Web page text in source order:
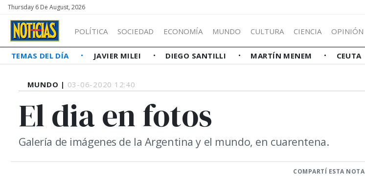
Thursday 6 De August, 2026
POLÍTICA SOCIEDAD ECONOMÍA MUNDO CULTURA CIENCIA OPINIÓN
TEMAS DEL DÍA JAVIER MILEI DIEGO SANTILLI MARTÍN MENEM CEUTA
MUNDO | 03-06-2020 12:40
El dia en fotos
Galería de imágenes de la Argentina y el mundo, en cuarentena.
COMPARTÍ ESTA NOTA